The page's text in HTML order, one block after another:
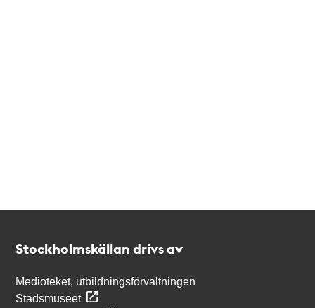
Stockholmskällan drivs av
Medioteket, utbildningsförvaltningen
Stadsmuseet